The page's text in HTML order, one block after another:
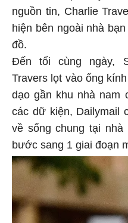
nguồn tin, Charlie
hiện bên ngoài nhà
đồ.
Đến tối cùng ngày,
Travers lọt vào ống
dạo gần khu nhà nam
các dữ kiện, Dailymail
về sống chung tại
bước sang 1 giai đoạn